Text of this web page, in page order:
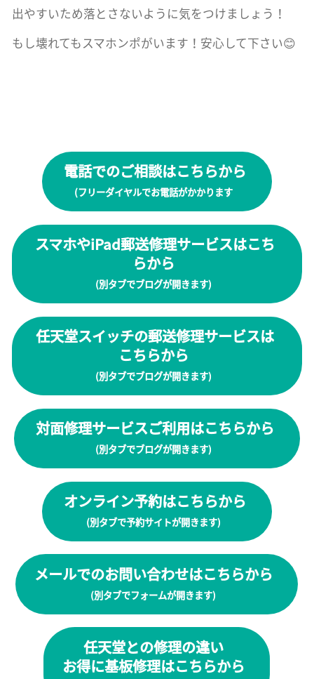
出やすいため落とさないように気をつけましょう！
もし壊れてもスマホンポがいます！安心して下さい😊
電話でのご相談はこちらから
(フリーダイヤルでお電話がかかります
スマホやiPad郵送修理サービスはこち
らから
(別タブでブログが開きます)
任天堂スイッチの郵送修理サービスは
こちらから
(別タブでブログが開きます)
対面修理サービスご利用はこちらから
(別タブでブログが開きます)
オンライン予約はこちらから
(別タブで予約サイトが開きます)
メールでのお問い合わせはこちらから
(別タブでフォームが開きます)
任天堂との修理の違い
お得に基板修理はこちらから